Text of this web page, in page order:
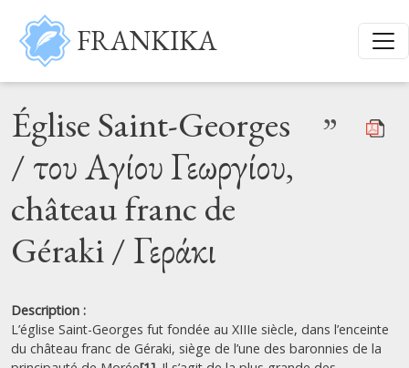
Aller au contenu principal
FRANKIKA
Église Saint-Georges
/ του Αγίου Γεωργίου,
château franc de
Géraki / Γεράκι
”
Description :
L’église Saint-Georges fut fondée au XIIIe siècle, dans l’enceinte
du château franc de Géraki, siège de l’une des baronnies de la